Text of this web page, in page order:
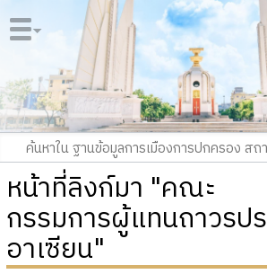
หน้าที่ลิงก์มา "คณะ
กรรมการผู้แทนถาวรป
อาเซียน"